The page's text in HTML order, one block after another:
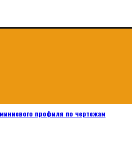
профиля по чертежам